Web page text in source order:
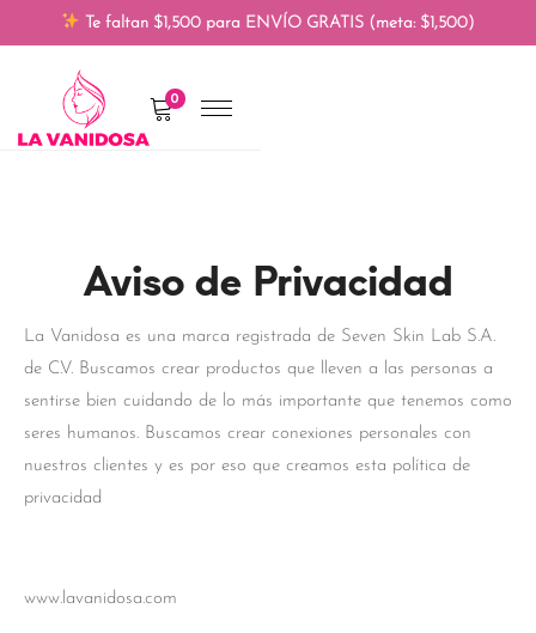
Te faltan $1,500 para ENVÍO GRATIS (meta: $1,500)
0
Aviso de Privacidad
La Vanidosa es una marca registrada de Seven Skin Lab S.A.
de C.V. Buscamos crear productos que lleven a las personas a
sentirse bien cuidando de lo más importante que tenemos como
seres humanos. Buscamos crear conexiones personales con
nuestros clientes y es por eso que creamos esta política de
privacidad
www.lavanidosa.com